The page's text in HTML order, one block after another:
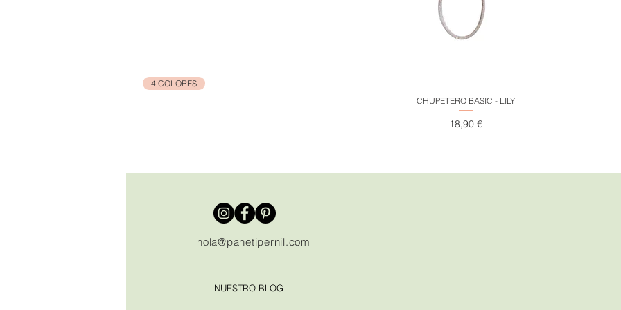
4 COLORES
CHUPETERO BASIC - LILY
Precio
18,90 €
NUESTRO BLOG
hola@panetipernil.com